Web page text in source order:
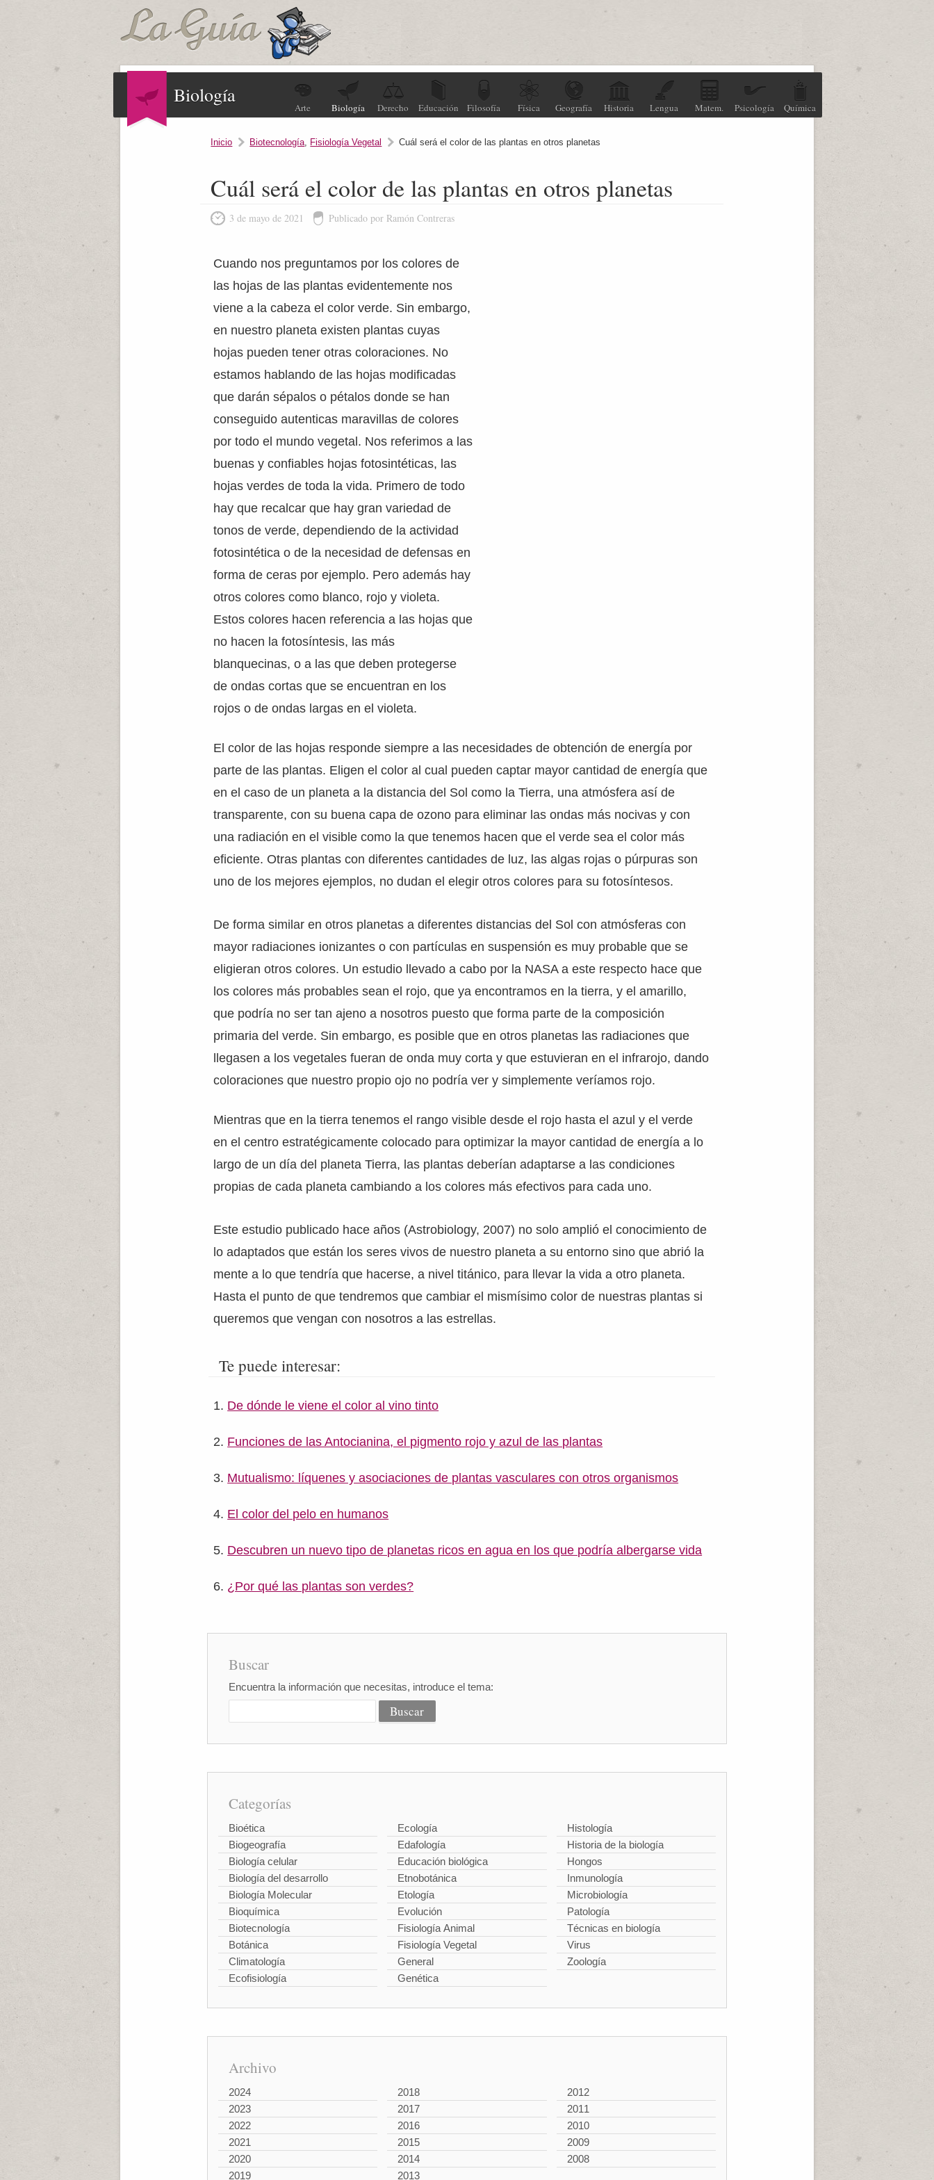
Biología
Arte Biología Derecho Educación Filosofía Física Geografía Historia Lengua Matem. Psicología Química
Inicio Biotecnología, Fisiología Vegetal Cuál será el color de las plantas en otros planetas
Cuál será el color de las plantas en otros planetas
3 de mayo de 2021 Publicado por Ramón Contreras
Cuando nos preguntamos por los colores de
las hojas de las plantas evidentemente nos
viene a la cabeza el color verde. Sin embargo,
en nuestro planeta existen plantas cuyas
hojas pueden tener otras coloraciones. No
estamos hablando de las hojas modificadas
que darán sépalos o pétalos donde se han
conseguido autenticas maravillas de colores
por todo el mundo vegetal. Nos referimos a las
buenas y confiables hojas fotosintéticas, las
hojas verdes de toda la vida. Primero de todo
hay que recalcar que hay gran variedad de
tonos de verde, dependiendo de la actividad
fotosintética o de la necesidad de defensas en
forma de ceras por ejemplo. Pero además hay
otros colores como blanco, rojo y violeta.
Estos colores hacen referencia a las hojas que
no hacen la fotosíntesis, las más
blanquecinas, o a las que deben protegerse
de ondas cortas que se encuentran en los
rojos o de ondas largas en el violeta.
El color de las hojas responde siempre a las necesidades de obtención de energía por
parte de las plantas. Eligen el color al cual pueden captar mayor cantidad de energía que
en el caso de un planeta a la distancia del Sol como la Tierra, una atmósfera así de
transparente, con su buena capa de ozono para eliminar las ondas más nocivas y con
una radiación en el visible como la que tenemos hacen que el verde sea el color más
eficiente. Otras plantas con diferentes cantidades de luz, las algas rojas o púrpuras son
uno de los mejores ejemplos, no dudan el elegir otros colores para su fotosíntesos.
De forma similar en otros planetas a diferentes distancias del Sol con atmósferas con
mayor radiaciones ionizantes o con partículas en suspensión es muy probable que se
eligieran otros colores. Un estudio llevado a cabo por la NASA a este respecto hace que
los colores más probables sean el rojo, que ya encontramos en la tierra, y el amarillo,
que podría no ser tan ajeno a nosotros puesto que forma parte de la composición
primaria del verde. Sin embargo, es posible que en otros planetas las radiaciones que
llegasen a los vegetales fueran de onda muy corta y que estuvieran en el infrarojo, dando
coloraciones que nuestro propio ojo no podría ver y simplemente veríamos rojo.
Mientras que en la tierra tenemos el rango visible desde el rojo hasta el azul y el verde
en el centro estratégicamente colocado para optimizar la mayor cantidad de energía a lo
largo de un día del planeta Tierra, las plantas deberían adaptarse a las condiciones
propias de cada planeta cambiando a los colores más efectivos para cada uno.
Este estudio publicado hace años (Astrobiology, 2007) no solo amplió el conocimiento de
lo adaptados que están los seres vivos de nuestro planeta a su entorno sino que abrió la
mente a lo que tendría que hacerse, a nivel titánico, para llevar la vida a otro planeta.
Hasta el punto de que tendremos que cambiar el mismísimo color de nuestras plantas si
queremos que vengan con nosotros a las estrellas.
Te puede interesar:
De dónde le viene el color al vino tinto
Funciones de las Antocianina, el pigmento rojo y azul de las plantas
Mutualismo: líquenes y asociaciones de plantas vasculares con otros organismos
El color del pelo en humanos
Descubren un nuevo tipo de planetas ricos en agua en los que podría albergarse vida
¿Por qué las plantas son verdes?
Buscar
Encuentra la información que necesitas, introduce el tema:
Categorías
Bioética
Biogeografía
Biología celular
Biología del desarrollo
Biología Molecular
Bioquímica
Biotecnología
Botánica
Climatología
Ecofisiología
Ecología
Edafología
Educación biológica
Etnobotánica
Etología
Evolución
Fisiología Animal
Fisiología Vegetal
General
Genética
Histología
Historia de la biología
Hongos
Inmunología
Microbiología
Patología
Técnicas en biología
Virus
Zoología
Archivo
2024
2023
2022
2021
2020
2019
2018
2017
2016
2015
2014
2013
2012
2011
2010
2009
2008